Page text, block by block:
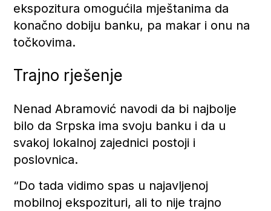
ekspozitura omogućila mještanima da
konačno dobiju banku, pa makar i onu na
točkovima.
Trajno rješenje
Nenad Abramović navodi da bi najbolje
bilo da Srpska ima svoju banku i da u
svakoj lokalnoj zajednici postoji i
poslovnica.
“Do tada vidimo spas u najavljenoj
mobilnoj ekspozituri, ali to nije trajno